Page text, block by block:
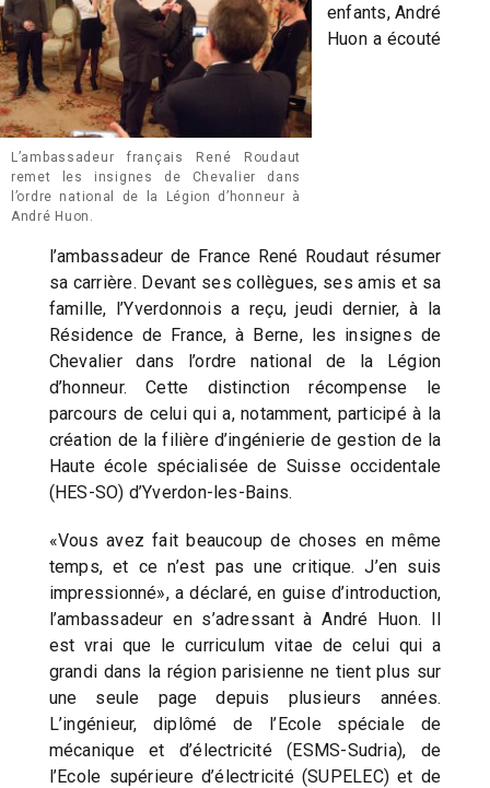
L’ambassadeur français René Roudaut
remet les insignes de Chevalier dans
l’ordre national de la Légion d’honneur à
André Huon.
enfants, André
Huon a écouté
l’ambassadeur de France René Roudaut résumer
sa carrière. Devant ses collègues, ses amis et sa
famille, l’Yverdonnois a reçu, jeudi dernier, à la
Résidence de France, à Berne, les insignes de
Chevalier dans l’ordre national de la Légion
d’honneur. Cette distinction récompense le
parcours de celui qui a, notamment, participé à la
création de la filière d’ingénierie de gestion de la
Haute école spécialisée de Suisse occidentale
(HES-SO) d’Yverdon-les-Bains.
«Vous avez fait beaucoup de choses en même
temps, et ce n’est pas une critique. J’en suis
impressionné», a déclaré, en guise d’introduction,
l’ambassadeur en s’adressant à André Huon. Il
est vrai que le curriculum vitae de celui qui a
grandi dans la région parisienne ne tient plus sur
une seule page depuis plusieurs années.
L’ingénieur, diplômé de l’Ecole spéciale de
mécanique et d’électricité (ESMS-Sudria), de
l’Ecole supérieure d’électricité (SUPELEC) et de